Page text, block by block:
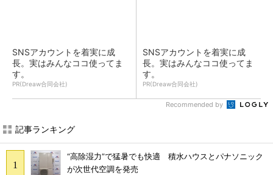
SNSアカウントを着実に成
長。実はみんなココ使ってま
す。
PR(Dreaw合同会社)
SNSアカウントを着実に成
長。実はみんなココ使ってま
す。
PR(Dreaw合同会社)
Recommended by
記事ランキング
“高除湿力”で猛暑でも快適 積水ハウスとパナソニック
が次世代空調を発売